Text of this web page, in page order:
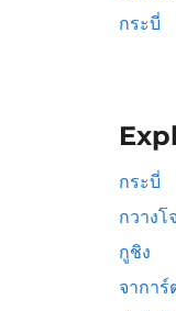
กระบี่
กระบี่
กวางโ
กูชิง
จาการ์